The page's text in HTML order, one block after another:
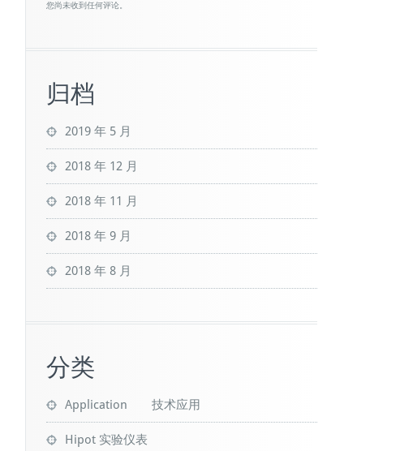
您尚未收到任何评论。
归档
2019 年 5 月
2018 年 12 月
2018 年 11 月
2018 年 9 月
2018 年 8 月
分类
Application 技术应用
Hipot 实验仪表